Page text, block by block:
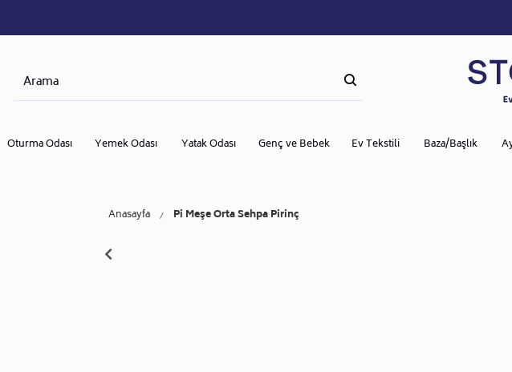
Oturma Odası Yemek Odası Yatak Odası Genç ve Bebek Ev Tekstili Baza/Başlık
Anasayfa Pi Meşe Orta Sehpa Pirinç